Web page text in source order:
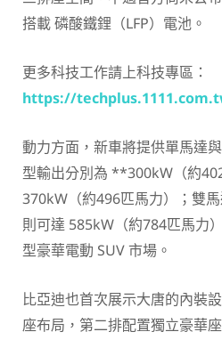
搭載 磷酸鐵鋰（LFP）電池。
更多科技工作請上科技專區：
https://
動力方面，新車將提供單馬達
型輸出分別為 **300kW（約
370kW（約496匹馬力）；雙
則可達 585kW（約784匹馬力
型豪華電動 SUV 市場。
比亞迪也首次展示大唐的內裝
座布局，第二排配置獨立豪華